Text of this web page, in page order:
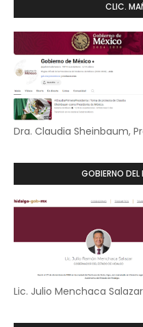
CLIC.
Dra. Claudia Sheinbaum,
GOBIERNO
Lic. Julio Menchaca Salazar